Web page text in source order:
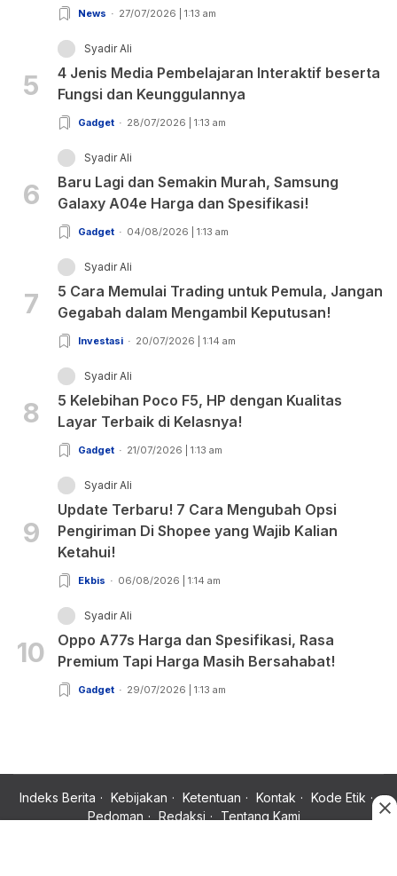
News 27/07/2026 | 1:13 am
5
Syadir Ali
4 Jenis Media Pembelajaran Interaktif beserta
Fungsi dan Keunggulannya
Gadget 28/07/2026 | 1:13 am
6
Syadir Ali
Baru Lagi dan Semakin Murah, Samsung
Galaxy A04e Harga dan Spesifikasi!
Gadget 04/08/2026 | 1:13 am
7
Syadir Ali
5 Cara Memulai Trading untuk Pemula, Jangan
Gegabah dalam Mengambil Keputusan!
Investasi 20/07/2026 | 1:14 am
8
Syadir Ali
5 Kelebihan Poco F5, HP dengan Kualitas
Layar Terbaik di Kelasnya!
Gadget 21/07/2026 | 1:13 am
9
Syadir Ali
Update Terbaru! 7 Cara Mengubah Opsi
Pengiriman Di Shopee yang Wajib Kalian
Ketahui!
Ekbis 06/08/2026 | 1:14 am
10
Syadir Ali
Oppo A77s Harga dan Spesifikasi, Rasa
Premium Tapi Harga Masih Bersahabat!
Gadget 29/07/2026 | 1:13 am
Indeks Berita Kebijakan Ketentuan Kontak
Kode Etik
Pedoman
Redaksi Tentang Kami